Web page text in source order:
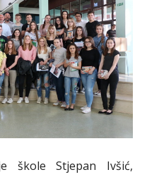
škole Stjepan Ivšić,